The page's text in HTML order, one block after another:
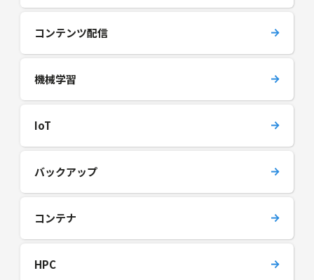
コンテンツ配信
機械学習
IoT
バックアップ
コンテナ
HPC